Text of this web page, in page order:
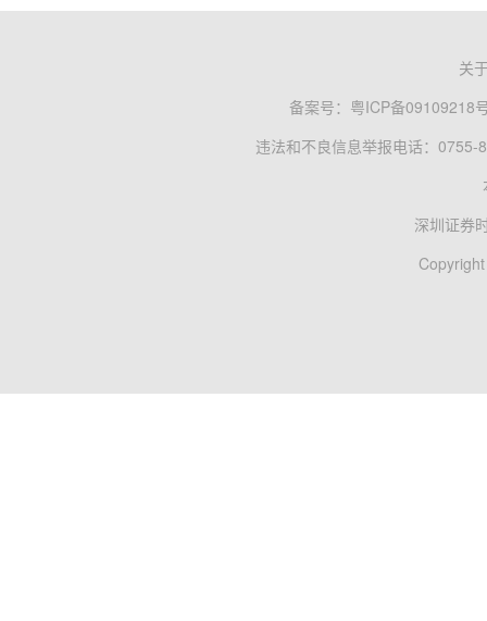
关
备案号： 粤ICP备09109218
违法和不良信息举报电话：0755-
深圳证券